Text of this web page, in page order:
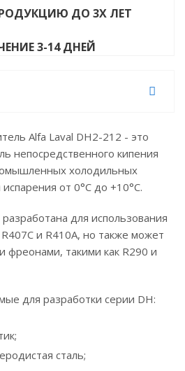
ДО 3Х ЛЕТ
3-14 ДНЕЙ
Alfa Laval DH2-212 - это
непосредственного кипения
холодильных
от 0°C до +10°C.
для использования
и R410A, но также может
фреонами, такими как R290 и
для разработки серии DH:
сталь;